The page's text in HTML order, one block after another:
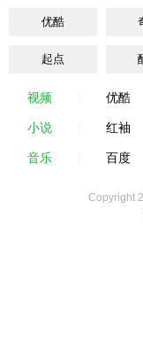
优酷
起点
视频 优酷
小说 红袖
音乐 百度
Copyright